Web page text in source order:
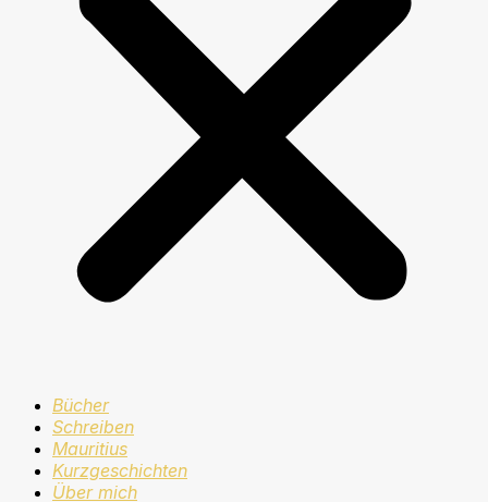
Bücher
Schreiben
Mauritius
Kurzgeschichten
Über mich